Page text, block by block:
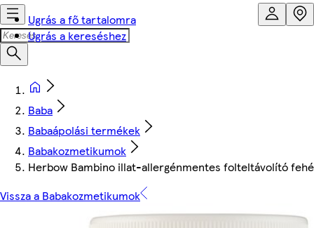
Ugrás a fő tartalomra
Ugrás a kereséshez
Baba
Babaápolási termékek
Babakozmetikumok
Herbow Bambino illat-allergénmentes folteltávolító
Vissza a Babakozmetikumok